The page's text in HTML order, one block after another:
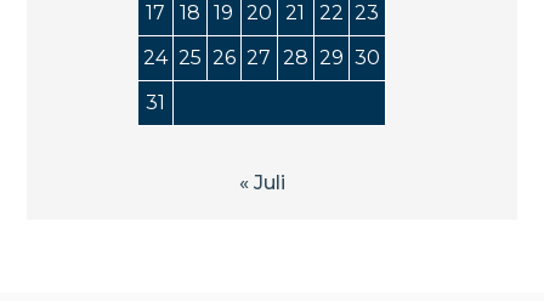
17
18 19 20 21 22 23
24 25 26 27 28 29 30
31
« Juli